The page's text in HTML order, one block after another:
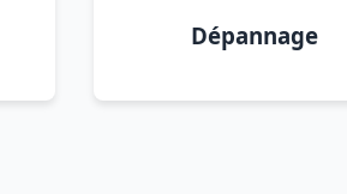
Dépannage